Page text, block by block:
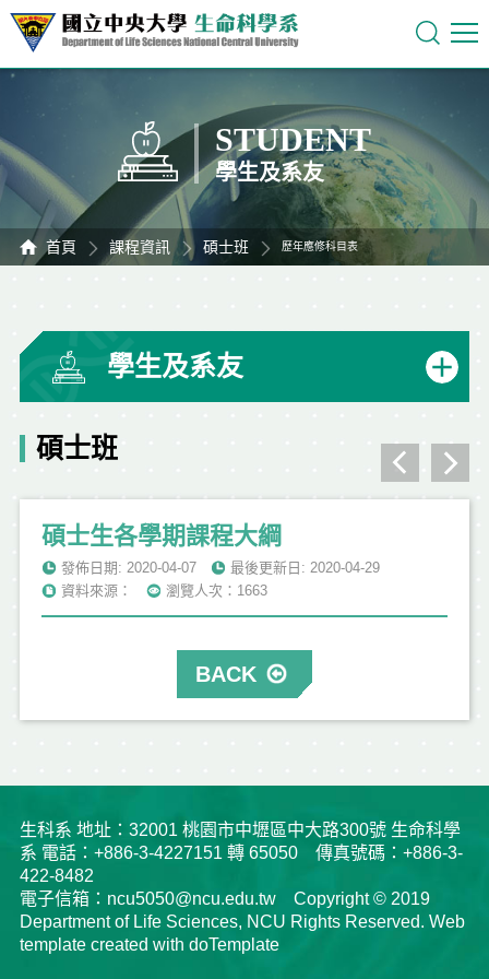
STUDENT
學生及系友
首頁 課程資訊 碩士班 歷年應修科目表
學生及系友
碩士班
碩士生各學期課程大綱
發佈日期: 2020-04-07
最後更新日: 2020-04-29
資料來源：
瀏覽人次：1663
BACK
生科系 地址：32001 桃園市中壢區中大路300號 生命科學
系 電話：+886-3-4227151 轉 65050 傳真號碼：+886-3-
422-8482
電子信箱：ncu5050@ncu.edu.tw Copyright © 2019
Department of Life Sciences, NCU Rights Reserved. Web
template created with doTemplate